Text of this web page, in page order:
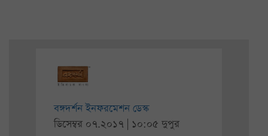
বঙ্গদর্শন ইনফরমেশন ডেস্ক
ডিসেম্বর ০৭.২০১৭ | ১০:০৫ দুপুর